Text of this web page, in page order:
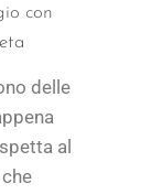
con
delle
al